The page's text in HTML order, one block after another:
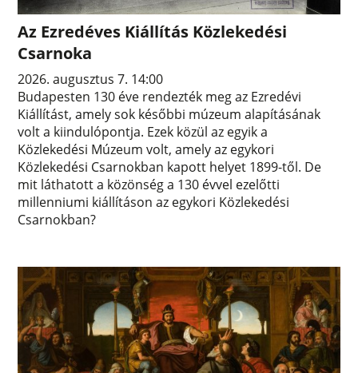
Az Ezredéves Kiállítás Közlekedési
Csarnoka
2026. augusztus 7. 14:00
Budapesten 130 éve rendezték meg az Ezredévi
Kiállítást, amely sok későbbi múzeum alapításának
volt a kiindulópontja. Ezek közül az egyik a
Közlekedési Múzeum volt, amely az egykori
Közlekedési Csarnokban kapott helyet 1899-től. De
mit láthatott a közönség a 130 évvel ezelőtti
millenniumi kiállításon az egykori Közlekedési
Csarnokban?